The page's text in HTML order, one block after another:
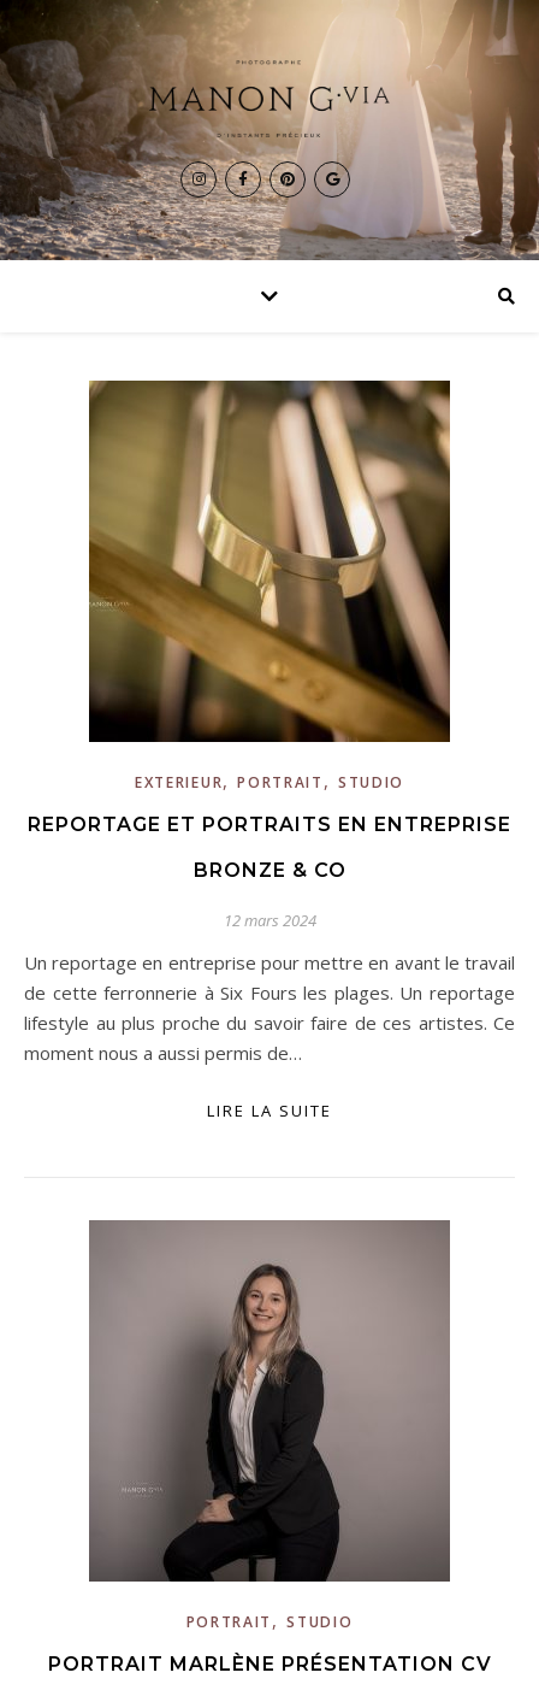
EXTERIEUR,PORTRAIT , STUDIO
REPORTAGE ET PORTRAITS EN ENTREPRISE
BRONZE & CO
12 mars 2024
Un reportage en entreprise pour mettre en avant le travail
de cette ferronnerie à Six Fours les plages. Un reportage
lifestyle au plus proche du savoir faire de ces artistes. Ce
moment nous a aussi permis de…
LIRE LA SUITE
PORTRAIT ,STUDIO
PORTRAIT MARLÈNE PRÉSENTATION CV